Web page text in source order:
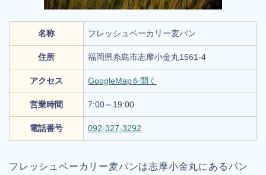
名称 フレッシュベーカリー麦パン
住所 福岡県糸島市志摩小金丸1561-4
アクセス GoogleMapを開く
営業時間 7:00～19:00
電話番号 092-327-3292
フレッシュベーカリー麦パンは志摩小金丸にあるパン